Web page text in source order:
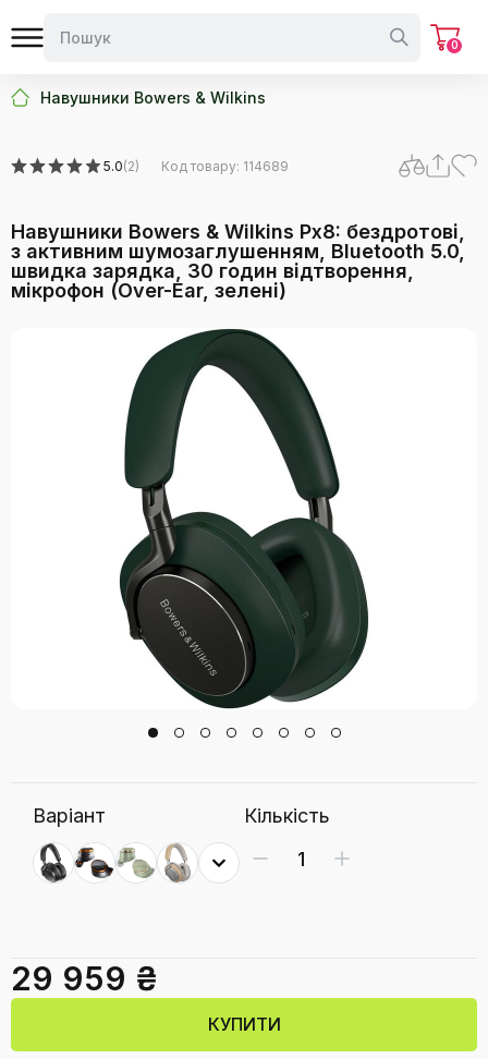
0
Навушники Bowers & Wilkins
5.0(2) Код товару: 114689
Навушники Bowers & Wilkins Px8: бездротові,
з активним шумозаглушенням, Bluetooth 5.0,
швидка зарядка, 30 годин відтворення,
мікрофон (Over-Ear, зелені)
Варіант Кількість
29 959 ₴
КУПИТИ